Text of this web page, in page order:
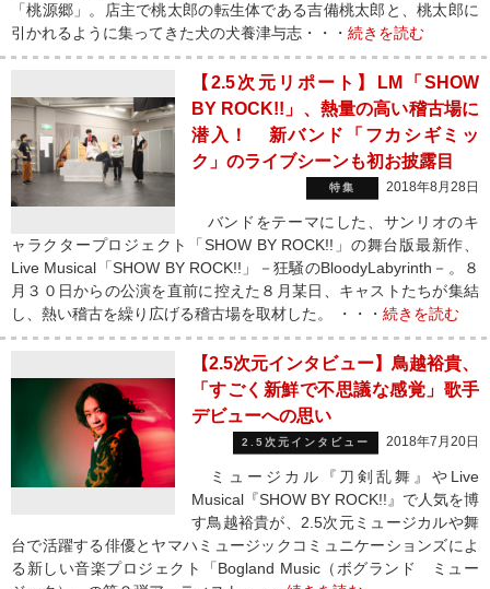
「桃源郷」。店主で桃太郎の転生体である吉備桃太郎と、桃太郎に
引かれるように集ってきた犬の犬養津与志・・・ 続きを読む
【2.5次元リポート】LM「SHOW
BY ROCK!!」、熱量の高い稽古場に
潜入！ 新バンド「フカシギミッ
ク」のライブシーンも初お披露目
特集 2018年8月28日
バンドをテーマにした、サンリオのキ
ャラクタープロジェクト「SHOW BY ROCK!!」の舞台版最新作、
Live Musical「SHOW BY ROCK!!」－狂騒のBloodyLabyrinth－。８
月３０日からの公演を直前に控えた８月某日、キャストたちが集結
し、熱い稽古を繰り広げる稽古場を取材した。 ・・・ 続きを読む
【2.5次元インタビュー】鳥越裕貴、
「すごく新鮮で不思議な感覚」歌手
デビューへの思い
2.5次元インタビュー 2018年7月20日
ミュージカル『刀剣乱舞』やLive
Musical『SHOW BY ROCK!!』で人気を博
す鳥越裕貴が、2.5次元ミュージカルや舞
台で活躍する俳優とヤマハミュージックコミュニケーションズによ
る新しい音楽プロジェクト「Bogland Music（ボグランド ミュー